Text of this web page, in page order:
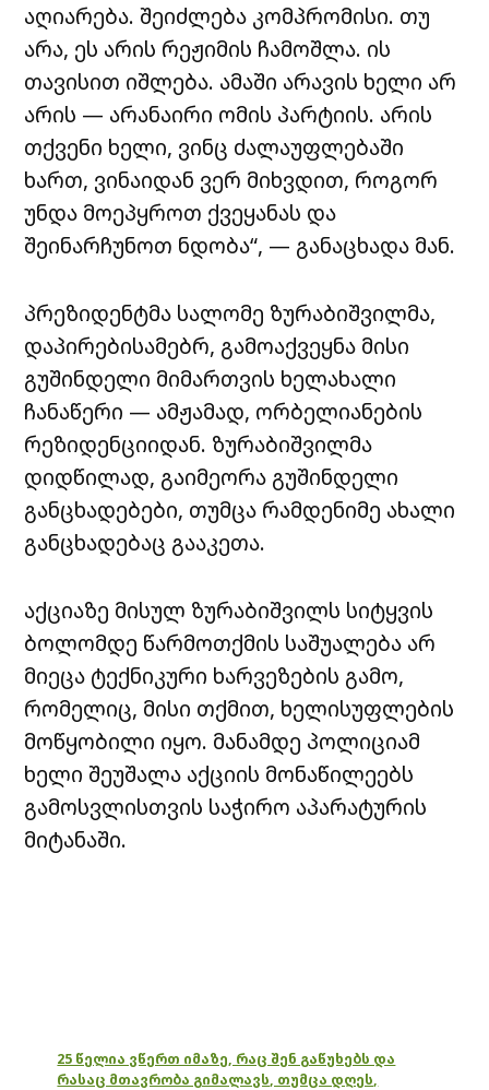
აღიარება. შეიძლება კომპრომისი. თუ
არა, ეს არის რეჟიმის ჩამოშლა. ის
თავისით იშლება. ამაში არავის ხელი არ
არის — არანაირი ომის პარტიის. არის
თქვენი ხელი, ვინც ძალაუფლებაში
ხართ, ვინაიდან ვერ მიხვდით, როგორ
უნდა მოეპყროთ ქვეყანას და
შეინარჩუნოთ ნდობა“, — განაცხადა მან.
პრეზიდენტმა სალომე ზურაბიშვილმა,
დაპირებისამებრ, გამოაქვეყნა მისი
გუშინდელი მიმართვის ხელახალი
ჩანაწერი — ამჟამად, ორბელიანების
რეზიდენციიდან. ზურაბიშვილმა
დიდწილად, გაიმეორა გუშინდელი
განცხადებები, თუმცა რამდენიმე ახალი
განცხადებაც გააკეთა.
აქციაზე მისულ ზურაბიშვილს სიტყვის
ბოლომდე წარმოთქმის საშუალება არ
მიეცა ტექნიკური ხარვეზების გამო,
რომელიც, მისი თქმით, ხელისუფლების
მოწყობილი იყო. მანამდე პოლიციამ
ხელი შეუშალა აქციის მონაწილეებს
გამოსვლისთვის საჭირო აპარატურის
მიტანაში.
25 წელია ვწერთ იმაზე, რაც შენ გაწუხებს და
რასაც მთავრობა გიმალავს, თუმცა დღეს,